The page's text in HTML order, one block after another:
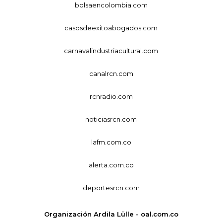
bolsaencolombia.com
casosdeexitoabogados.com
carnavalindustriacultural.com
canalrcn.com
rcnradio.com
noticiasrcn.com
lafm.com.co
alerta.com.co
deportesrcn.com
Organización Ardila Lülle - oal.com.co